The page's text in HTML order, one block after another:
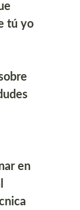
tú yo
en